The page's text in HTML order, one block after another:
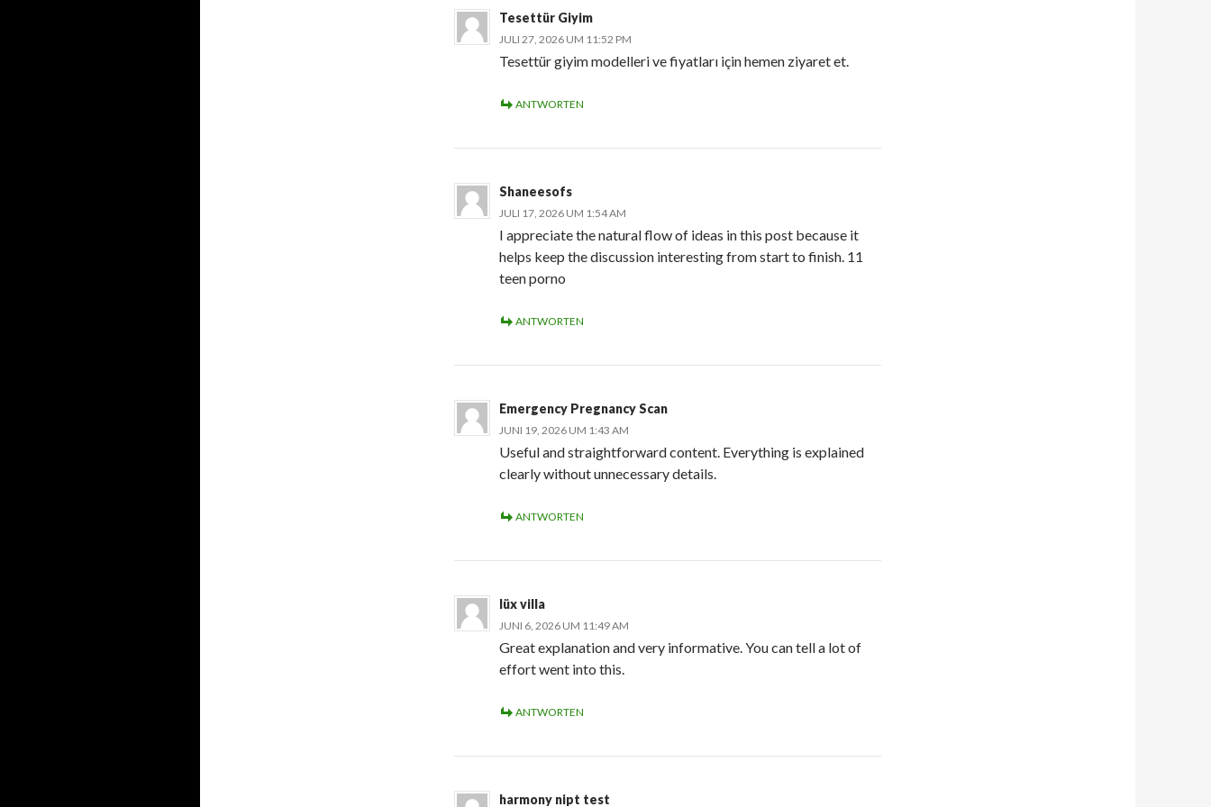
Tesettür Giyim
JULI 27, 2026 UM 11:52 PM
Tesettür giyim modelleri ve fiyatları için hemen ziyaret et.
ANTWORTEN
Shaneesofs
JULI 17, 2026 UM 1:54 AM
I appreciate the natural flow of ideas in this post because it
helps keep the discussion interesting from start to finish. 11
teen porno
ANTWORTEN
Emergency Pregnancy Scan
JUNI 19, 2026 UM 1:43 AM
Useful and straightforward content. Everything is explained
clearly without unnecessary details.
ANTWORTEN
lüx villa
JUNI 6, 2026 UM 11:49 AM
Great explanation and very informative. You can tell a lot of
effort went into this.
ANTWORTEN
harmony nipt test